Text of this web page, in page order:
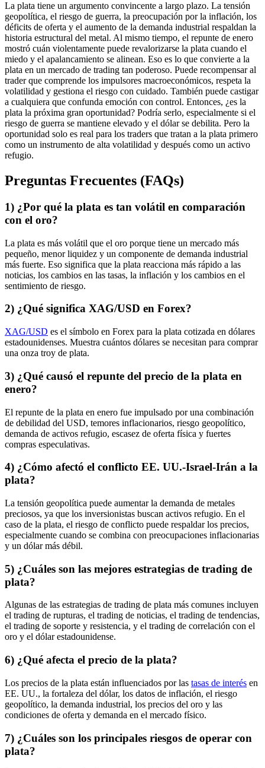
La plata tiene un argumento convincente a largo plazo. La tensión
geopolítica, el riesgo de guerra, la preocupación por la inflación, los
déficits de oferta y el aumento de la demanda industrial respaldan la
historia estructural del metal. Al mismo tiempo, el repunte de enero
mostró cuán violentamente puede revalorizarse la plata cuando el
miedo y el apalancamiento se alinean. Eso es lo que convierte a la
plata en un mercado de trading tan poderoso. Puede recompensar al
trader que comprende los impulsores macroeconómicos, respeta la
volatilidad y gestiona el riesgo con cuidado. También puede castigar
a cualquiera que confunda emoción con control. Entonces, ¿es la
plata la próxima gran oportunidad? Podría serlo, especialmente si el
riesgo de guerra se mantiene elevado y el dólar se debilita. Pero la
oportunidad solo es real para los traders que tratan a la plata primero
como un instrumento de alta volatilidad y después como un activo
refugio.
Preguntas Frecuentes (FAQs)
1) ¿Por qué la plata es tan volátil en comparación
con el oro?
La plata es más volátil que el oro porque tiene un mercado más
pequeño, menor liquidez y un componente de demanda industrial
más fuerte. Eso significa que la plata reacciona más rápido a las
noticias, los cambios en las tasas, la inflación y los cambios en el
sentimiento de riesgo.
2) ¿Qué significa XAG/USD en Forex?
XAG/USD es el símbolo en Forex para la plata cotizada en dólares
estadounidenses. Muestra cuántos dólares se necesitan para comprar
una onza troy de plata.
3) ¿Qué causó el repunte del precio de la plata en
enero?
El repunte de la plata en enero fue impulsado por una combinación
de debilidad del USD, temores inflacionarios, riesgo geopolítico,
demanda de activos refugio, escasez de oferta física y fuertes
compras especulativas.
4) ¿Cómo afectó el conflicto EE. UU.-Israel-Irán a la
plata?
La tensión geopolítica puede aumentar la demanda de metales
preciosos, ya que los inversionistas buscan activos refugio. En el
caso de la plata, el riesgo de conflicto puede respaldar los precios,
especialmente cuando se combina con preocupaciones inflacionarias
y un dólar más débil.
5) ¿Cuáles son las mejores estrategias de trading de
plata?
Algunas de las estrategias de trading de plata más comunes incluyen
el trading de rupturas, el trading de noticias, el trading de tendencias,
el trading de soporte y resistencia, y el trading de correlación con el
oro y el dólar estadounidense.
6) ¿Qué afecta el precio de la plata?
Los precios de la plata están influenciados por las tasas de interés en
EE. UU., la fortaleza del dólar, los datos de inflación, el riesgo
geopolítico, la demanda industrial, los precios del oro y las
condiciones de oferta y demanda en el mercado físico.
7) ¿Cuáles son los principales riesgos de operar con
plata?